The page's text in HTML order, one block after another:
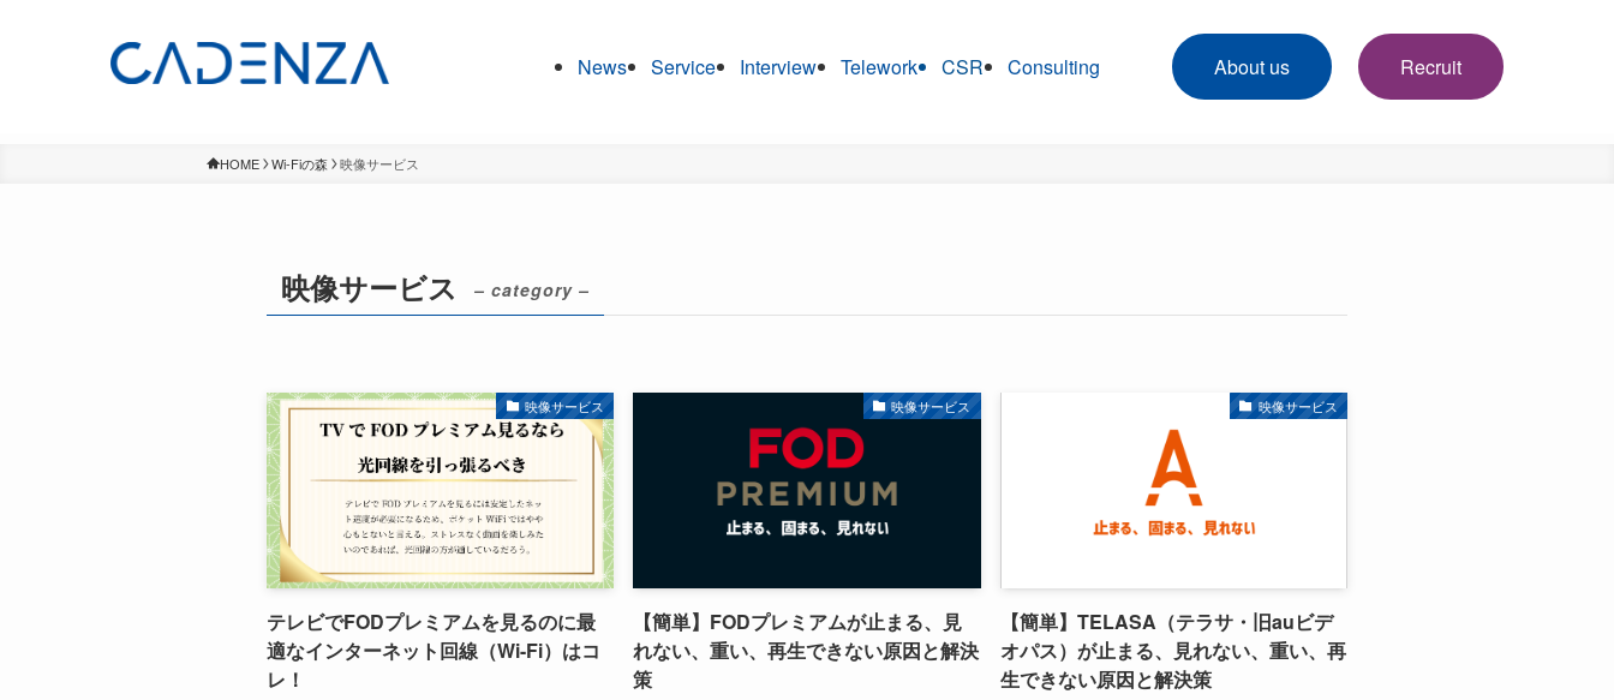
News Service Interview Telework CSR Consulting About us Recruit
HOME Wi-Fiの森 映像サービス
映像サービス – category –
映像サービス
テレビでFODプレミアムを見るのに最
適なインターネット回線（Wi-Fi）はコ
レ！
映像サービス
【簡単】FODプレミアムが止まる、見
れない、重い、再生できない原因と解決
策
映像サービス
【簡単】TELASA（テラサ・旧auビデ
オパス）が止まる、見れない、重い、再
生できない原因と解決策